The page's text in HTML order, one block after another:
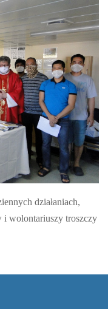
działaniach,
i wolontariuszy troszczy